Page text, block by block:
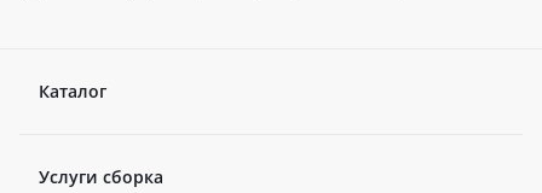
Каталог
Услуги сборка